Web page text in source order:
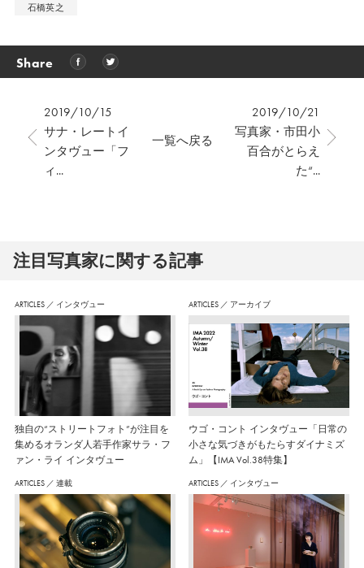
石橋英之
Share
2019/10/15
サナ・レートイ
ンタヴュー「フ
ィ...
2019/10/21
写真家・市田小
百合がとらえ
た“...
一覧へ戻る
注⽬写真家に関する記事
ARTICLES ／ インタヴュー
独自の“ストリートフォト”が注目を
集めるオランダ人若手作家サラ・フ
ァン・ライ インタヴュー
ARTICLES ／ アーカイブ
ウゴ・コント インタヴュー「日常の
小さな気づきがもたらすダイナミズ
ム」【IMA Vol.38特集】
ARTICLES ／ 連載 ARTICLES ／ インタヴュー